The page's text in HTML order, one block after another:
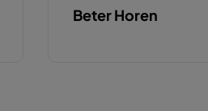
Beter Horen